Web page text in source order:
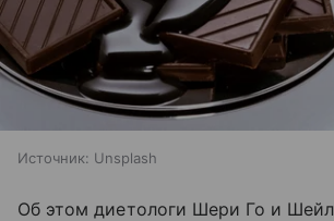
Источник: Unsplash
Об этом диетологи Шери Го и